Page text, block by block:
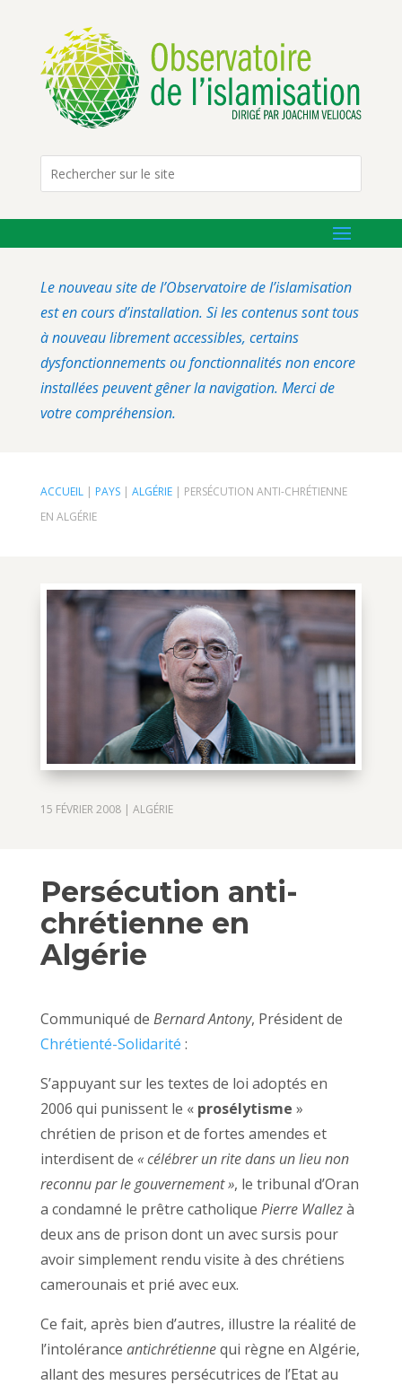
Le nouveau site de l’Observatoire de l’islamisation
est en cours d’installation. Si les contenus sont tous
à nouveau librement accessibles, certains
dysfonctionnements ou fonctionnalités non encore
installées peuvent gêner la navigation. Merci de
votre compréhension.
ACCUEIL| PAYS| ALGÉRIE| PERSÉCUTION ANTI-CHRÉTIENNE
EN ALGÉRIE
15 FÉVRIER 2008| ALGÉRIE
Persécution anti-
chrétienne en
Algérie
Communiqué de Bernard Antony, Président de
Chrétienté-Solidarité :
S’appuyant sur les textes de loi adoptés en
2006 qui punissent le « prosélytisme »
chrétien de prison et de fortes amendes et
interdisent de « célébrer un rite dans un lieu non
reconnu par le gouvernement », le tribunal d’Oran
a condamné le prêtre catholique Pierre Wallezà
deux ans de prison dont un avec sursis pour
avoir simplement rendu visite à des chrétiens
camerounais et prié avec eux.
Ce fait, après bien d’autres, illustre la réalité de
l’intolérance antichrétiennequi règne en Algérie,
allant des mesures persécutrices de l’Etat au